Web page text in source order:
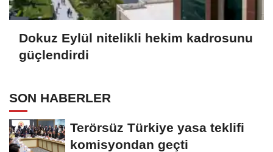
Dokuz Eylül nitelikli hekim kadrosunu
güçlendirdi
SON HABERLER
Terörsüz Türkiye yasa teklifi
komisyondan geçti